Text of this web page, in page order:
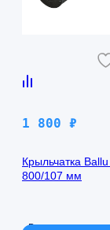
1 800 ₽
Крыльчатка
800/107 мм
В наличии